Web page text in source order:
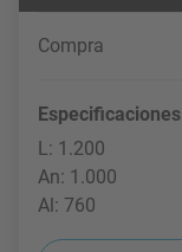
Compra
Especificaciones
L: 1.200
An: 1.000
Al: 760